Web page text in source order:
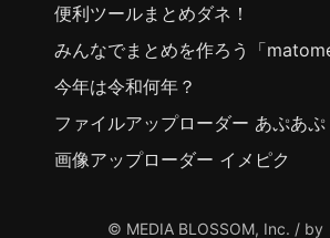
便利ツールまとめダネ！
みんなでまとめを作ろう「
今年は令和何年？
ファイルアップローダー あぷあぷ
画像アップローダー イメピク
© MEDIA BLOSSOM, Inc. / by